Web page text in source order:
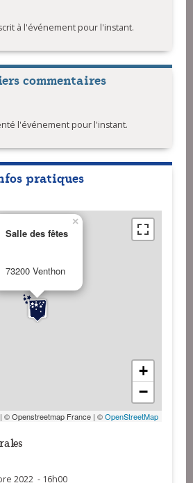
à l'événement pour l'instant.
commentaires
l'événement pour l'instant.
pratiques
Salle des fêtes
73200 Venthon
×
+
−
| © Openstreetmap France | ©OpenStreetMap
2022 - 16h00